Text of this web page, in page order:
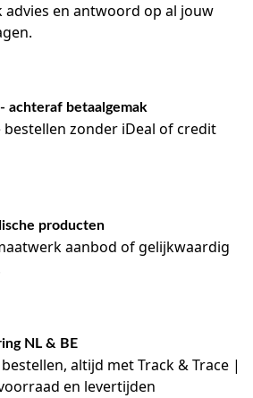
advies en antwoord op al jouw
achteraf betaalgemak
bestellen zonder iDeal of credit
producten
aanbod of gelijkwaardig
NL & BE
altijd met Track & Trace |
en levertijden